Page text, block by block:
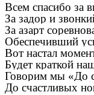
Всем спасибо за
За задор и
За азарт
Обеспечивший
Вот настал
Будет краткой
Говорим мы «До
До счастливых